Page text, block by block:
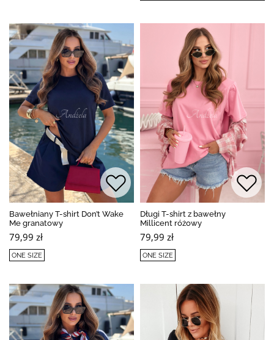
Bawełniany T-shirt Don’t Wake
Me granatowy
79,99 zł
ONE SIZE
Długi T-shirt z bawełny
Millicent różowy
79,99 zł
ONE SIZE